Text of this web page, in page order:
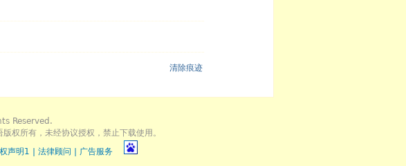
清除痕迹
Reserved.
权所有，未经协议授权，禁止下载使用。
声明1 法律顾问 广告服务